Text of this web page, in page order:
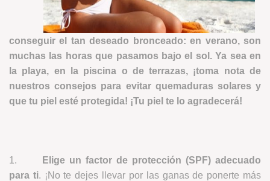
conseguir el tan deseado bronceado: en verano, son
muchas las horas que pasamos bajo el sol. Ya sea en
la playa, en la piscina o de terrazas, ¡toma nota de
nuestros consejos para evitar quemaduras solares y
que tu piel esté protegida! ¡Tu piel te lo agradecerá!
1.
Elige un factor de protección (SPF) adecuado
para ti. ¡No te dejes llevar por las ganas de ponerte más